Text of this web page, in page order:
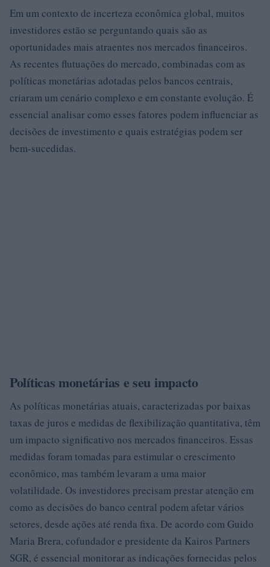
Em um contexto de incerteza econômica global, muitos
investidores estão se perguntando quais são as
oportunidades mais atraentes nos mercados financeiros.
As recentes flutuações do mercado, combinadas com as
políticas monetárias adotadas pelos bancos centrais,
criaram um cenário complexo e em constante evolução. É
essencial analisar como esses fatores podem influenciar as
decisões de investimento e quais estratégias podem ser
bem-sucedidas.
Políticas monetárias e seu impacto
As políticas monetárias atuais, caracterizadas por baixas
taxas de juros e medidas de flexibilização quantitativa, têm
um impacto significativo nos mercados financeiros. Essas
medidas foram tomadas para estimular o crescimento
econômico, mas também levaram a uma maior
volatilidade. Os investidores precisam prestar atenção em
como as decisões do banco central podem afetar vários
setores, desde ações até renda fixa. De acordo com Guido
Maria Brera, cofundador e presidente da Kairos Partners
SGR, é essencial monitorar as indicações fornecidas pelos